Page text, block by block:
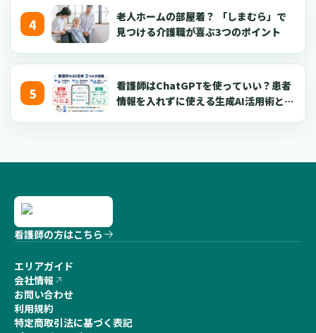
老人ホームの部屋着？ 「しまむら」で
見つける介護職が喜ぶ3つのポイント
看護師はChatGPTを使っていい？患者
情報を入れずに使える生成AI活用術とプ
看護師の方はこちら
エリアガイド
会社情報
お問い合わせ
利用規約
特定商取引法に基づく表記